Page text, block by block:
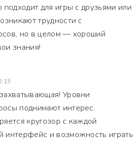
подходит для игры с друзьями или
трудности с
но в целом — хороший
знания!
Уровни
поднимают интерес.
кругозор с каждой
интерфейс и возможность играть